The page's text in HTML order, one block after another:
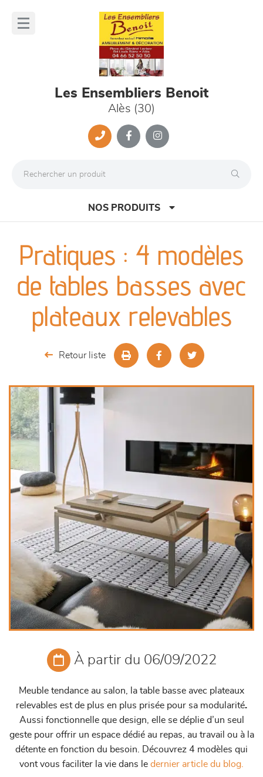
Les Ensembliers Benoit
Alès (30)
NOS PRODUITS
canapés et fauteuils
séjours
meubles de complément
chambres et dressing
literie
décoration
Pratiques : 4 modèles
de tables basses avec
plateaux relevables
Retour liste
À partir du 06/09/2022
Meuble tendance au salon, la table basse avec plateaux
relevables est de plus en plus prisée pour sa modularité.
Aussi fonctionnelle que design, elle se déplie d’un seul
geste pour offrir un espace dédié au repas, au travail ou à la
détente en fonction du besoin. Découvrez 4 modèles qui
vont vous faciliter la vie dans le dernier article du blog.